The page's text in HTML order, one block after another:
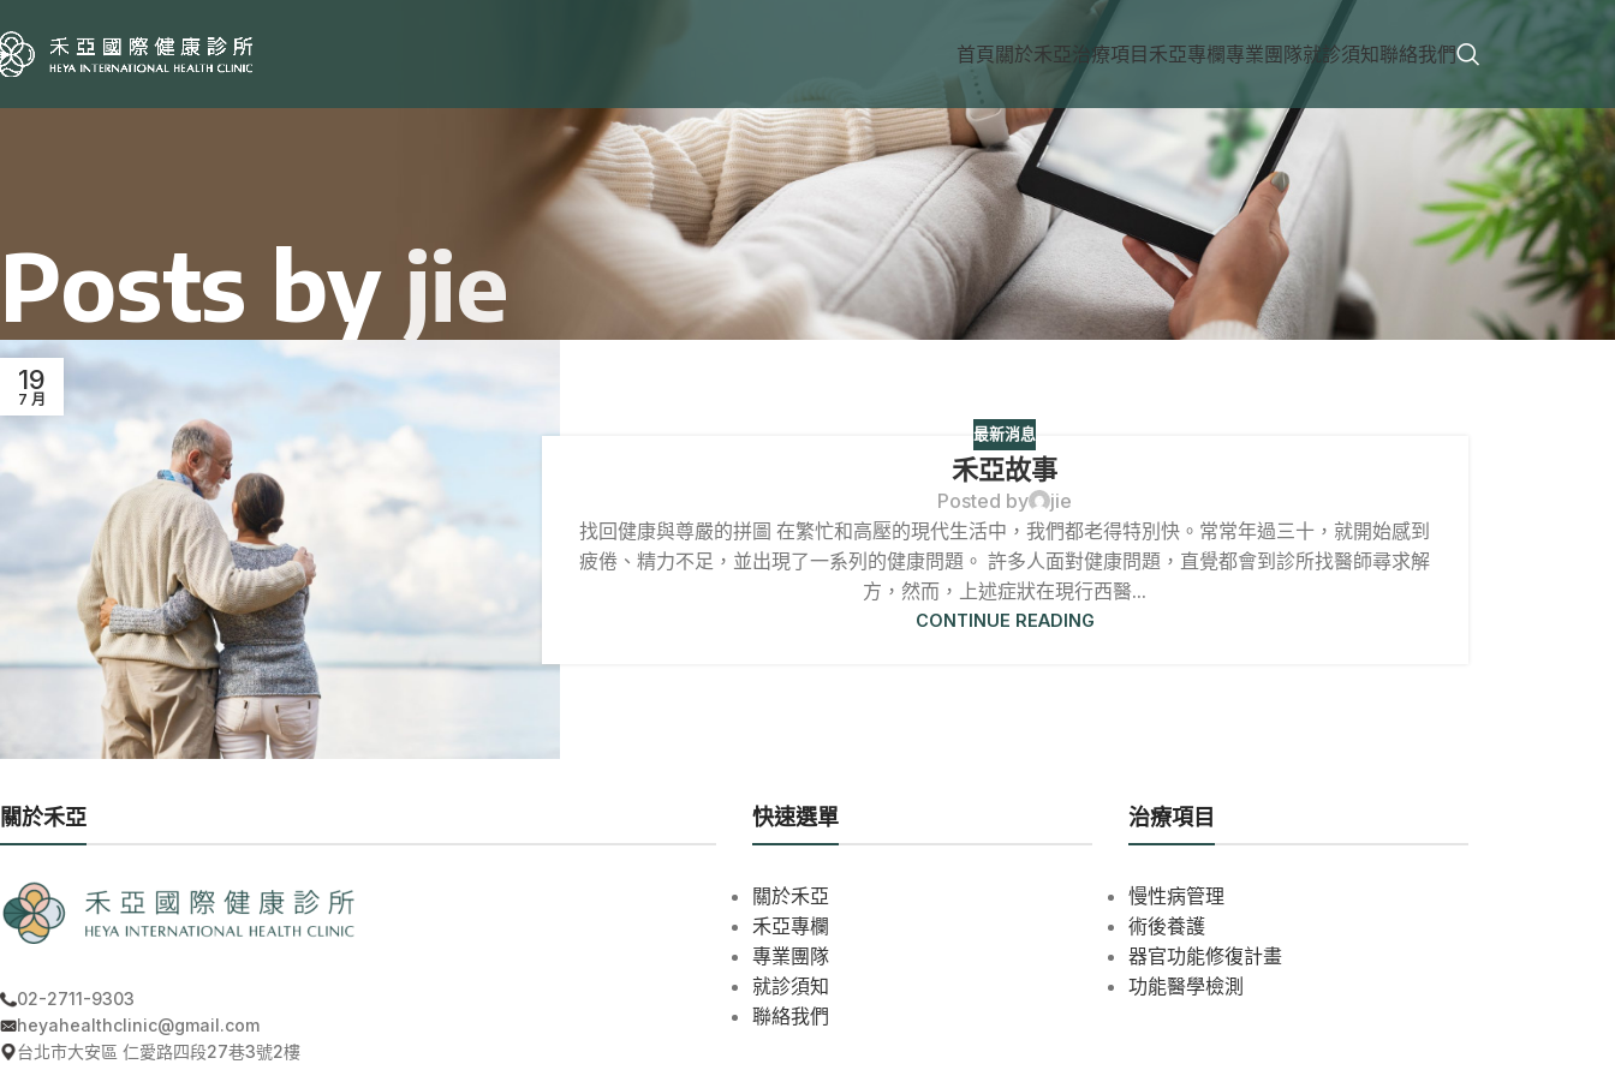
首頁關於禾亞治療項目 禾亞專欄專業團隊就診須知聯絡我們
Posts by jie
19
7 月
最新消息
禾亞故事
Posted by
jie
找回健康與尊嚴的拼圖 在繁忙和高壓的現代生活中，我們都老得特別快。常常年過三十，就開始感到
疲倦、精力不足，並出現了一系列的健康問題。 許多人面對健康問題，直覺都會到診所找醫師尋求解
方，然而，上述症狀在現行西醫...
CONTINUE READING
關於禾亞
02-2711-9303
heyahealthclinic@gmail.com
台北市大安區 仁愛路四段27巷3號2樓
快速選單
關於禾亞
禾亞專欄
專業團隊
就診須知
聯絡我們
治療項目
慢性病管理
術後養護
器官功能修復計畫
功能醫學檢測